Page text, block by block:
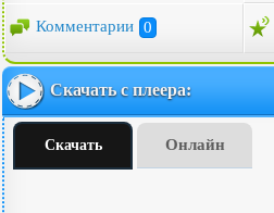
Комментарии 0
Скачать с плеера:
Скачать Онлайн